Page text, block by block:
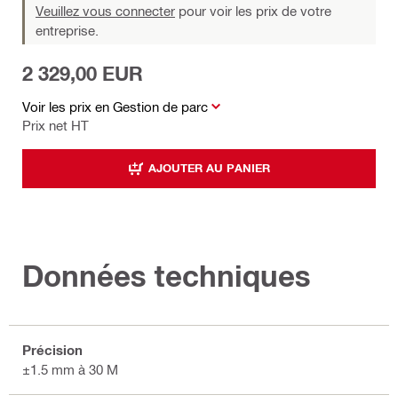
Veuillez vous connecter pour voir les prix de votre
entreprise.
Voir les prix en Gestion de parc
Prix net HT
2 329,00 EUR
AJOUTER AU PANIER
Données techniques
Précision
±1.5 mm à 30 M